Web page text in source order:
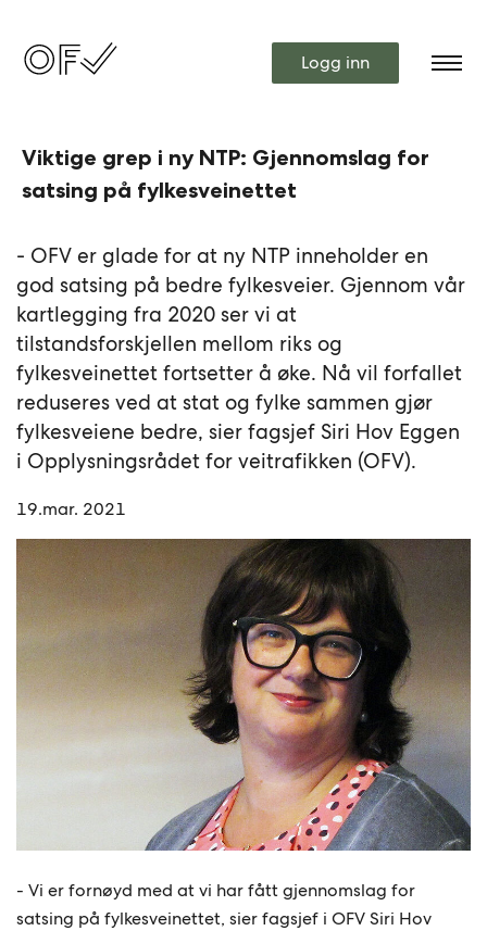
Logg inn
Viktige grep i ny NTP: Gjennomslag for
satsing på fylkesveinettet
- OFV er glade for at ny NTP inneholder en
god satsing på bedre fylkesveier. Gjennom vår
kartlegging fra 2020 ser vi at
tilstandsforskjellen mellom riks og
fylkesveinettet fortsetter å øke. Nå vil forfallet
reduseres ved at stat og fylke sammen gjør
fylkesveiene bedre, sier fagsjef Siri Hov Eggen
i Opplysningsrådet for veitrafikken (OFV).
19.mar. 2021
- Vi er fornøyd med at vi har fått gjennomslag for
satsing på fylkesveinettet, sier fagsjef i OFV Siri Hov